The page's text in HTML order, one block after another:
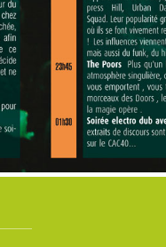
Vendredi 24
juillet 2026 –
21h – ZFO
collectif